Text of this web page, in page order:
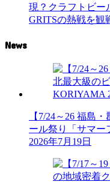
現？クラフトビー
GRITSの熱戦を観
News
【7/24～26 福島
ール祭り「サマー
2026年7月19日